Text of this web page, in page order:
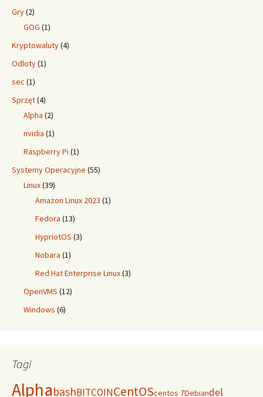
Gry(2)
GOG (1)
Kryptowaluty(4)
Odloty(1)
sec (1)
Sprzęt(4)
Alpha (2)
nvidia (1)
Raspberry Pi (1)
Systemy Operacyjne (55)
Linux(39)
Amazon Linux 2023 (1)
Fedora (13)
HypriotOS (3)
Nobara (1)
Red Hat Enterprise Linux(3)
OpenVMS (12)
Windows (6)
Tagi
AlphabashBITCOINCentOScentos 7Debiandel